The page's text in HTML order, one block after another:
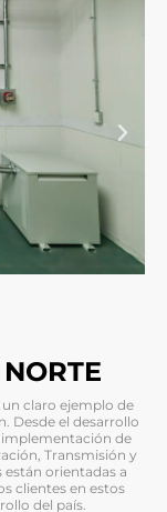
claro ejemplo de
Desde el desarrollo
implementación de
Transmisión y
orientadas a
clientes en estos
del país.